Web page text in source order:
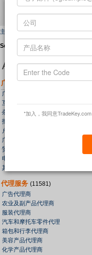
*加入，我同意TradeKey.com
主页 >Sell Offers
Sell Offers 按類別:
A B C D
广告服务
广告设计
互联网广告
杂志广告
报纸广告
户外广告
广播广告
贸易展广告
电视广告
其他广告服务
代理服务 (11581)
广告代理商
农业及副产品代理商
服装代理商
汽车和摩托车零件代理
箱包和行李代理商
美容产品代理商
化学产品代理商